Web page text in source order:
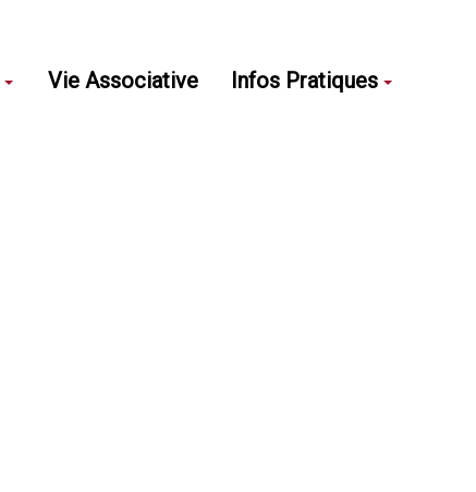
Vie Associative Infos Pratiques